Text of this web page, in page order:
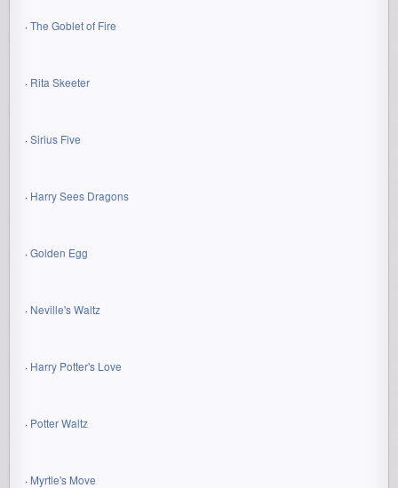
·The Goblet of Fire
· Rita Skeeter
·Sirius Five
· Harry Sees Dragons
·Golden Egg
· Neville's Waltz
· Harry Potter's Love
· Potter Waltz
· Myrtle's Move